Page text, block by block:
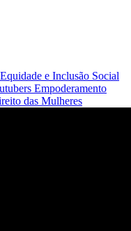
e Inclusão Social
Empoderamento
das Mulheres